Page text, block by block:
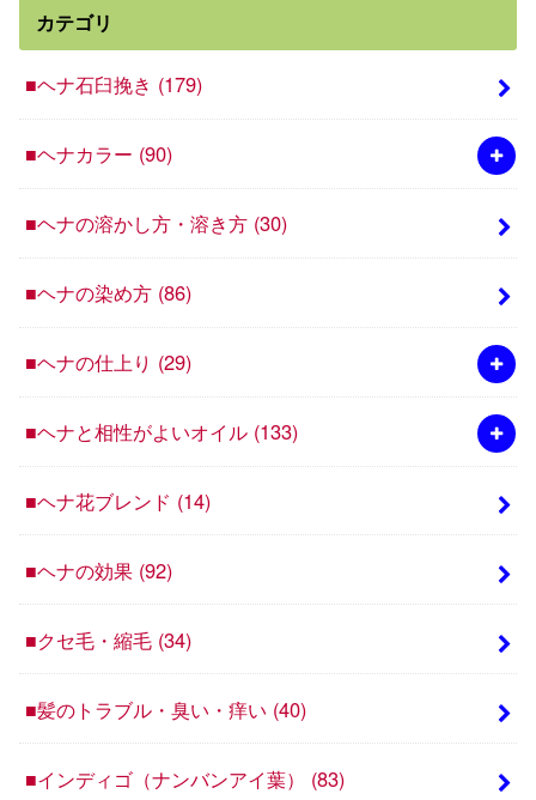
カテゴリ
■ヘナ石臼挽き (179)
■ヘナカラー (90)
■ヘナの溶かし方・溶き方 (30)
■ヘナの染め方 (86)
■ヘナの仕上り (29)
■ヘナと相性がよいオイル (133)
■ヘナ花ブレンド (14)
■ヘナの効果 (92)
■クセ毛・縮毛 (34)
■髪のトラブル・臭い・痒い (40)
■インディゴ（ナンバンアイ葉） (83)